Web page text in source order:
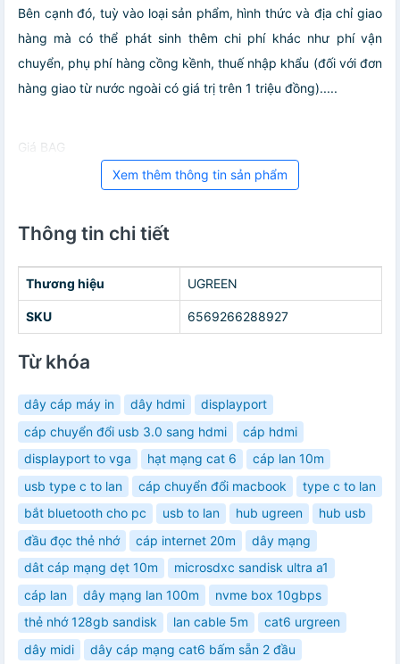
Bên cạnh đó, tuỳ vào loại sản phẩm, hình thức và địa chỉ giao
hàng mà có thể phát sinh thêm chi phí khác như phí vận
chuyển, phụ phí hàng cồng kềnh, thuế nhập khẩu (đối với đơn
hàng giao từ nước ngoài có giá trị trên 1 triệu đồng).....
Giá BAG
Xem thêm thông tin sản phẩm
Thông tin chi tiết
Thương hiệu UGREEN
SKU 6569266288927
Từ khóa
dây cáp máy in dây hdmi
displayport
cáp chuyển đổi usb 3.0 sang hdmi
cáp hdmi
displayport to vga
hạt mạng cat 6
cáp lan 10m
usb type c to lan
cáp chuyển đổi macbook
type c to lan
bắt bluetooth cho pc
usb to lan hub ugreen
hub usb
đầu đọc thẻ nhớ
cáp internet 20m
dây mạng
dât cáp mạng dẹt 10m
microsdxc sandisk ultra a1
cáp lan
dây mạng lan 100m
nvme box 10gbps
thẻ nhớ 128gb sandisk
lan cable 5m
cat6 urgreen
dây midi
dây cáp mạng cat6 bấm sẵn 2 đầu